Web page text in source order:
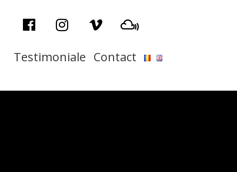
Testimoniale Contact